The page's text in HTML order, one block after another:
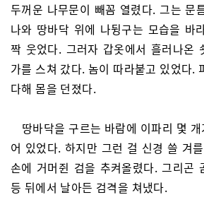
두꺼운 나무문이 빼꼼 열렸다. 그는 문
나와 땅바닥 위에 나뒹구는 모습을 바
짝 웃었다. 그러자 갑옷에서 흘러나온
가를 스쳐 갔다. 놈이 따라붙고 있었다.
다해 몸을 던졌다.
땅바닥을 구르는 바람에 이파리 몇
어 있었다. 하지만 그런 걸 신경 쓸 겨
손에 거머쥔 검을 추켜올렸다. 그리곤
등 뒤에서 날아든 검격을 쳐냈다.